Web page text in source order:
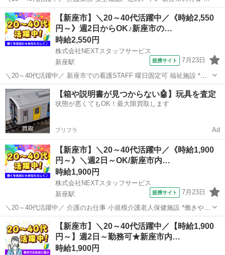
見守りがメイン×しっかり稼げる夜勤専従* *✅履歴書・来社不要でらく
らくお仕事探し★* *✅「おかえりなさい」と迎えてくれる温かい雰囲
気の職場で、...
埼玉 新座市 新座駅
【新座市】＼20～40代活躍中／《時給2,550
円～》週2日からOK♪新座市の…
時給2,550円
株式会社NEXTスタッフサービス
新座駅
提携サイト 7月23日
＼20～40代活躍中／ 新座市での看護STAFF 曜日固定可 福祉施設 *✨
あなたのスキルを必要としている職場があります✨* ✅もっといい給料
で働きたい! ✅人間関係良好な環境がいい! ✅長期で安定して働きたい!
✅仕...
埼玉 新座市 新座駅 介護
【箱や説明書が見つからない🤖】玩具を査定
状態が悪くてもOK！最大限買取します
プリフラ Ad
【新座市】＼20～40代活躍中／《時給1,900
円～》＼週2日～OK/新座市内…
時給1,900円
株式会社NEXTスタッフサービス
新座駅
提携サイト 7月23日
＼20～40代活躍中／ 介護のお仕事 小規模介護老人保健施設 *働きやす
いから続けられる!介護ワーク* *履歴書・来社不要でらくらくお仕事探
し★* *「おかえりなさい」と迎えてくれる温かい雰囲気の職場で、一
緒に働きません...
埼玉 新座市 新座駅
【新座市】＼20～40代活躍中／【時給1,900
円～】週2日～勤務可★新座市内…
時給1,900円